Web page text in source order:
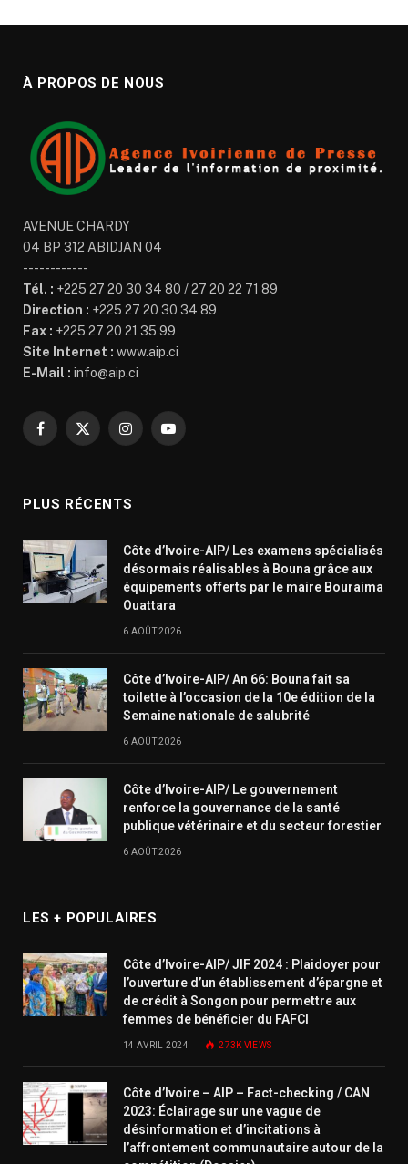
À PROPOS DE NOUS
AVENUE CHARDY
04 BP 312 ABIDJAN 04
------------
Tél. : +225 27 20 30 34 80 / 27 20 22 71 89
Direction : +225 27 20 30 34 89
Fax : +225 27 20 21 35 99
Site Internet : www.aip.ci
E-Mail : info@aip.ci
Facebook
X
InstagramYouTube
PLUS RÉCENTS
Côte d’Ivoire-AIP/ Les examens spécialisés
désormais réalisables à Bouna grâce aux
équipements offerts par le maire Bouraima
Ouattara
6 AOÛT 2026
Côte d’Ivoire-AIP/ An 66: Bouna fait sa
toilette à l’occasion de la 10e édition de la
Semaine nationale de salubrité
6 AOÛT 2026
Côte d’Ivoire-AIP/ Le gouvernement
renforce la gouvernance de la santé
publique vétérinaire et du secteur forestier
6 AOÛT 2026
LES + POPULAIRES
Côte d’Ivoire-AIP/ JIF 2024 : Plaidoyer pour
l’ouverture d’un établissement d’épargne et
de crédit à Songon pour permettre aux
femmes de bénéficier du FAFCI
14 AVRIL 2024 273K VIEWS
Côte d’Ivoire – AIP – Fact-checking / CAN
2023: Éclairage sur une vague de
désinformation et d’incitations à
l’affrontement communautaire autour de la